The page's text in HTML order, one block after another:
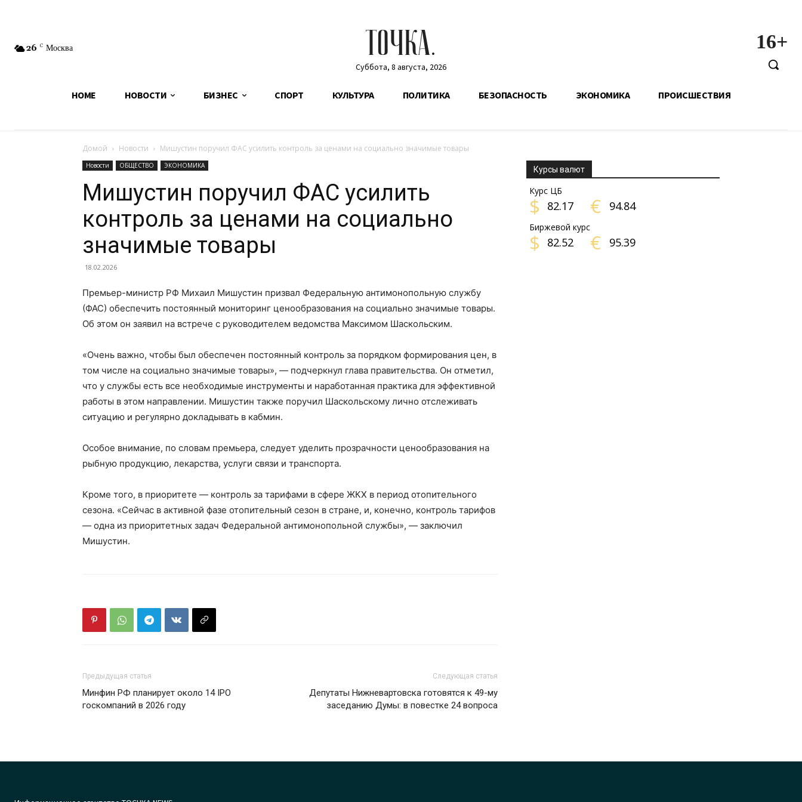
26 C Москва ТОЧКА.
Суббота, 8 августа, 2026
16+
HOME НОВОСТИ БИЗНЕС СПОРТ КУЛЬТУРА ПОЛИТИКА БЕЗОПАСНОСТЬ ЭКОНОМИКА ПРОИСШЕСТВИЯ
Домой Новости Мишустин поручил ФАС усилить контроль за ценами на социально значимые товары
Новости ОБЩЕСТВО ЭКОНОМИКА
Мишустин поручил ФАС усилить
контроль за ценами на социально
значимые товары
18.02.2026
Премьер-министр РФ Михаил Мишустин призвал Федеральную антимонопольную службу
(ФАС) обеспечить постоянный мониторинг ценообразования на социально значимые товары.
Об этом он заявил на встрече с руководителем ведомства Максимом Шаскольским.
«Очень важно, чтобы был обеспечен постоянный контроль за порядком формирования цен, в
том числе на социально значимые товары», — подчеркнул глава правительства. Он отметил,
что у службы есть все необходимые инструменты и наработанная практика для эффективной
работы в этом направлении. Мишустин также поручил Шаскольскому лично отслеживать
ситуацию и регулярно докладывать в кабмин.
Особое внимание, по словам премьера, следует уделить прозрачности ценообразования на
рыбную продукцию, лекарства, услуги связи и транспорта.
Кроме того, в приоритете — контроль за тарифами в сфере ЖКХ в период отопительного
сезона. «Сейчас в активной фазе отопительный сезон в стране, и, конечно, контроль тарифов
— одна из приоритетных задач Федеральной антимонопольной службы», — заключил
Мишустин.
Предыдущая статья
Минфин РФ планирует около 14 IPO
госкомпаний в 2026 году
Следующая статья
Депутаты Нижневартовска готовятся к 49-му
заседанию Думы: в повестке 24 вопроса
Курсы валют
Курс ЦБ
$ 82.17 € 94.84
Биржевой курс
$ 82.52 € 95.39